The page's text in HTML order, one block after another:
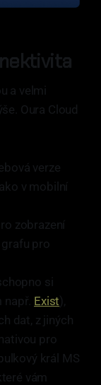
a velmi
Oura Cloud
verze
v mobilní
zobrazení
pro
si
Exist),
dat, z jiných
pro
král MS
vám